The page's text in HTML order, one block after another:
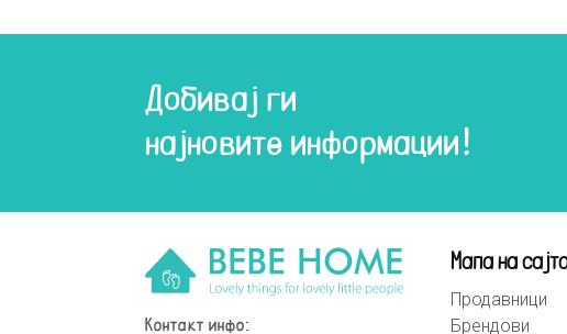
Добивај ги
најновите информации!
Контакт инфо:
Мапа на
Продавници
Брендови